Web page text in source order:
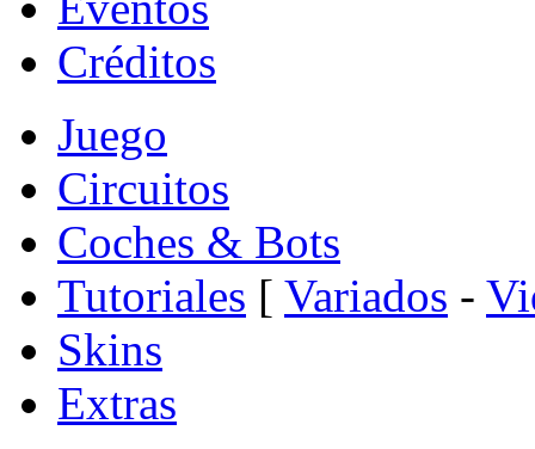
Créditos
Juego
Circuitos
Coches & Bots
Tutoriales [ Variados -
Skins
Extras